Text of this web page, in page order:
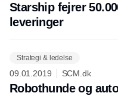
Starship fejrer
leveringer
Strategi & ledelse
09.01.2019 SCM.dk
Robothunde og